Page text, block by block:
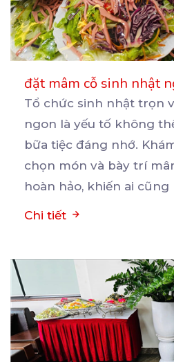
đặt mâm cỗ sinh nhật
Tổ chức sinh nhật trọn
ngon là yếu tố không
bữa tiệc đáng nhớ.
chọn món và bày trí
hoàn hảo, khiến ai cũng
Chi tiết